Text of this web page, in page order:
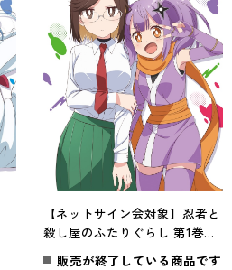
【ネットサイン会対象】忍者と
殺し屋のふたりぐらし 第1巻
販売が終了している商品です